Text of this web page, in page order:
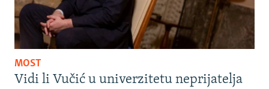
MOST
Vidi li Vučić u univerzitetu neprijatelja